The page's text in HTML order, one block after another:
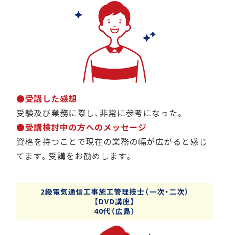
●受講した感想
受験及び業務に際し、非常に参考になった。
●受講検討中の方へのメッセージ
資格を持つことで現在の業務の幅が広がると感じ
てます。受講をお勧めします。
2級電気通信工事施工管理技士（一次・二次）
【DVD講座】
40代（広島）